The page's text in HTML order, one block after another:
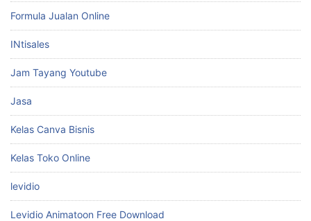
Formula Jualan Online
INtisales
Jam Tayang Youtube
Jasa
Kelas Canva Bisnis
Kelas Toko Online
levidio
Levidio Animatoon Free Download